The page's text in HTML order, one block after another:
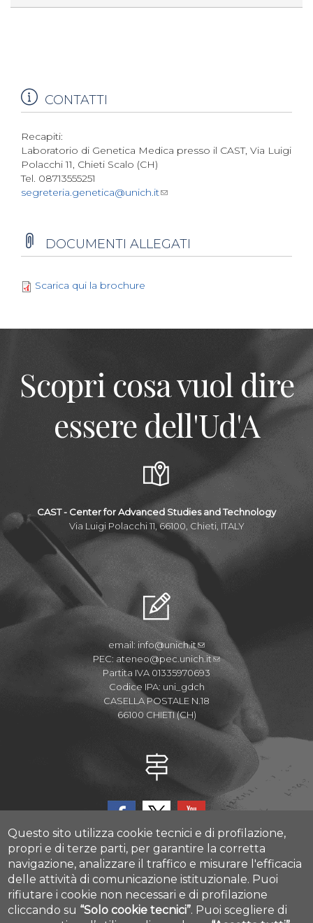
CONTATTI
Recapiti:
Laboratorio di Genetica Medica presso il CAST, Via Luigi
Polacchi 11, Chieti Scalo (CH)
Tel. 08713555251
segreteria.genetica@unich.it
DOCUMENTI ALLEGATI
Scarica qui la brochure
Scopri cosa vuol dire
essere dell'Ud'A
CAST - Center for Advanced Studies and Technology
Via Luigi Polacchi 11, 66100, Chieti, ITALY
email: info@unich.it
PEC: ateneo@pec.unich.it
Partita IVA 01335970693
Codice IPA: uni_gdch
CASELLA POSTALE N.18
66100 CHIETI (CH)
CAST - Center for Advanced Studies and Technology
Via Luigi Polacchi 11, 66100, Chieti, ITALY
Questo sito utilizza cookie tecnici e di profilazione,
propri e di terze parti, per garantire la corretta
navigazione, analizzare il traffico e misurare l'efficacia
delle attività di comunicazione istituzionale. Puoi
rifiutare i cookie non necessari e di profilazione
cliccando su “Solo cookie tecnici”. Puoi scegliere di